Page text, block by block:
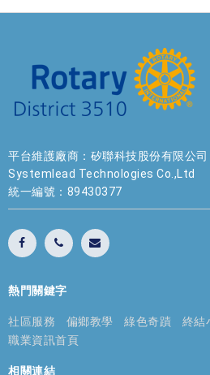
平台維護廠商：矽聯科技股份有限公司
Systemlead Technologies Co.,Ltd
統一編號：89430377
熱門關鍵字
社區服務 偏鄉教學 綠色奇蹟 終結
職業資訊首頁
相關連結